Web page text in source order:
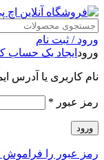
ورود / ثبت نام
ورود ایجاد یک حساب
نام کاربری یا آدرس
رمز عبور *
ورود
رمز عبور را فراموش